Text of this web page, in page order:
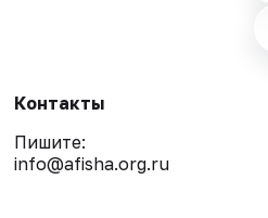
Контакты
Пишите:
info@afisha.org.ru